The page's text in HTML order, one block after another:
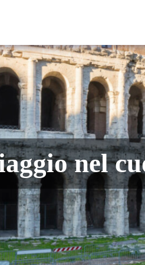
Scoprire
Informazioni
Cosa vedere,
Itinerari
Giubileo
Mappa
nel